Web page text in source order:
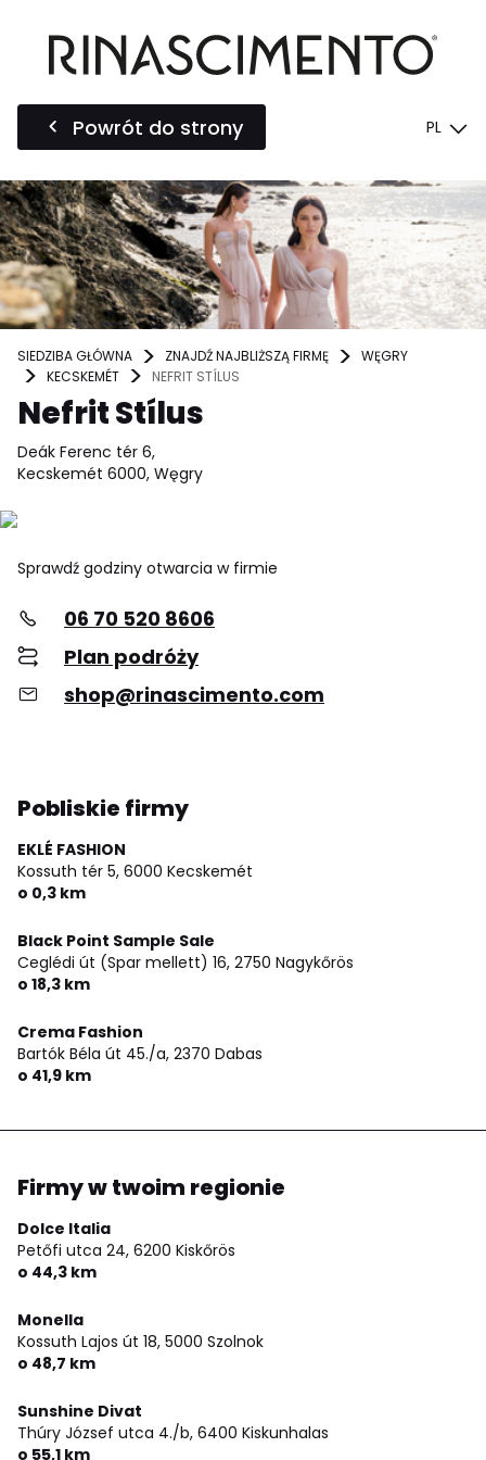
Powrót do strony PL
SIEDZIBA GŁÓWNA ZNAJDŹ NAJBLIŻSZĄ FIRMĘ
WĘGRY
KECSKEMÉT
NEFRIT STÍLUS
Nefrit Stílus
Deák Ferenc tér 6,
Kecskemét 6000, Węgry
Sprawdź godziny otwarcia w firmie
06 70 520 8606
Plan podróży
shop@rinascimento.com
Pobliskie firmy
EKLÉ FASHION
Kossuth tér 5, 6000 Kecskemét
o 0,3 km
Black Point Sample Sale
Ceglédi út (Spar mellett) 16, 2750 Nagykőrös
o 18,3 km
Crema Fashion
Bartók Béla út 45./a, 2370 Dabas
o 41,9 km
Firmy w twoim regionie
Dolce Italia
Petőfi utca 24, 6200 Kiskőrös
o 44,3 km
Monella
Kossuth Lajos út 18, 5000 Szolnok
o 48,7 km
Sunshine Divat
Thúry József utca 4./b, 6400 Kiskunhalas
o 55,1 km